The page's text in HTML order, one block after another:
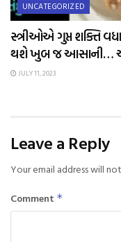
UNCATEGORIZED
સ્ત્રીઓએ ગુપ્ત શક્તિ
થશે ખુબ જ આસાની…
JULY 11, 2023
Leave a Reply
Your email address will
Comment *